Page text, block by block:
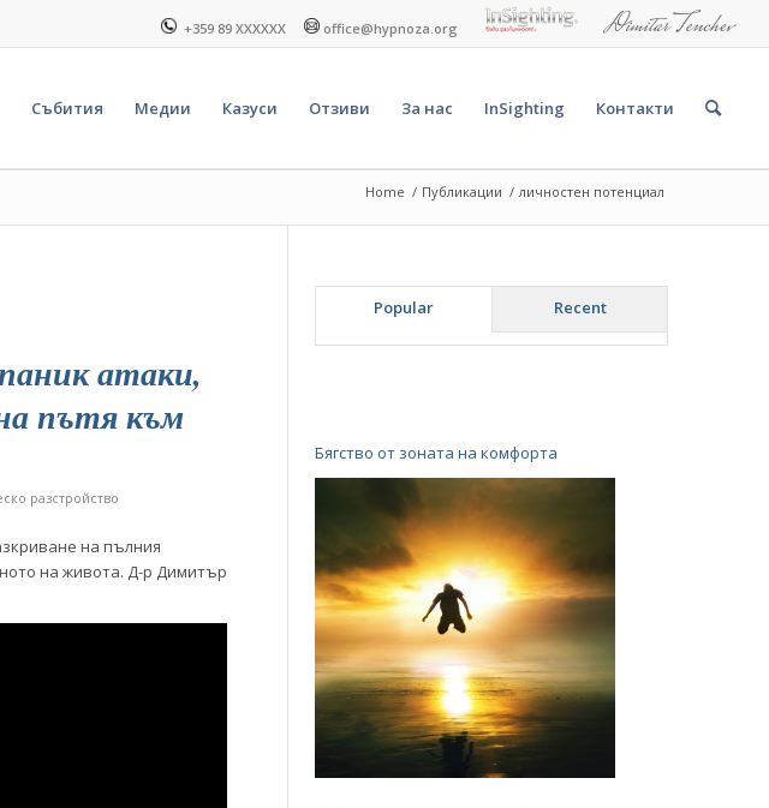
+359 89 XXXXXX office@hypnoza.org
Събития Медии Казуси Отзиви За нас InSighting Контакти
Home / Публикации / личностен потенциал
атаки,
пътя към
разстройство
на пълния
на живота. Д-р Димитър
Popular Recent
Бягство от зоната на комфорта